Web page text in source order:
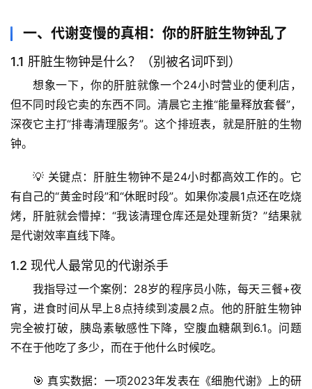
一、代谢变慢的真相：你的肝脏生物钟乱了
1.1 肝脏生物钟是什么？（别被名词吓到）
想象一下，你的肝脏就像一个24小时营业的便利店，
但不同时段它卖的东西不同。清晨它主推“能量释放套餐”，
深夜它主打“排毒清理服务”。这个排班表，就是肝脏的生物
钟。
💡 关键点：肝脏生物钟不是24小时都高效工作的。它
有自己的“黄金时段”和“休眠时段”。如果你凌晨1点还在吃烧
烤，肝脏就会懵掉：“我该清理仓库还是处理新货？”结果就
是代谢效率直线下降。
1.2 现代人最常见的代谢杀手
我指导过一个案例：28岁的程序员小陈，每天三餐+夜
宵，进食时间从早上8点持续到凌晨2点。他的肝脏生物钟
完全被打破，胰岛素敏感性下降，空腹血糖飙到6.1。 问题
不在于他吃了多少，而在于他什么时候吃。
🎯 真实数据：一项2023年发表在《细胞代谢》上的研